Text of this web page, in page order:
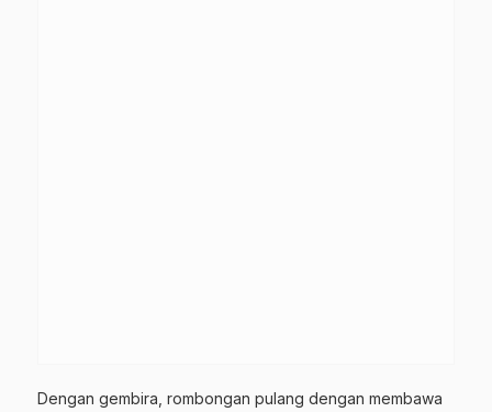
Dengan gembira, rombongan pulang dengan membawa